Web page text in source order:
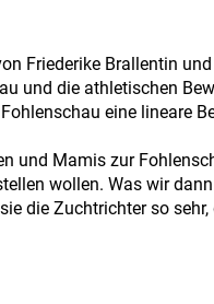
Friederike Brallentin
und die athletischen
eine lineare
und Mamis zur
wollen. Was wir
die Zuchtrichter so